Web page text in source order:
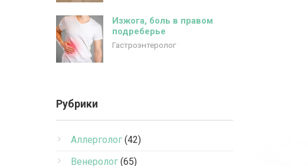
Изжога, боль в правом
подреберье
Гастроэнтеролог
Рубрики
Аллерголог (42)
Венеролог (65)